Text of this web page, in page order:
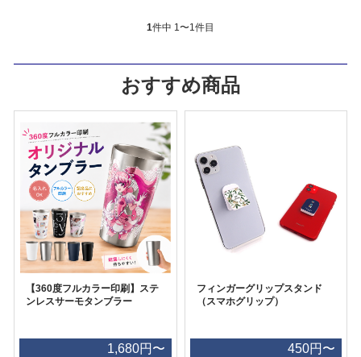
1件中 1〜1件目
おすすめ商品
【360度フルカラー印刷】ステ
ンレスサーモタンブラー
1,680円〜
フィンガーグリップスタンド
（スマホグリップ）
450円〜